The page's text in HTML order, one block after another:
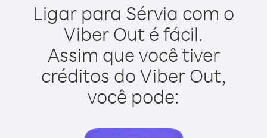
Ligar para Sérvia com o
Viber Out é fácil.
Assim que você tiver
créditos do Viber Out,
você pode: